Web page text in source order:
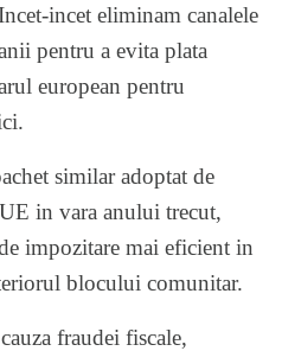
incet eliminam canalele
pentru a evita plata
european pentru
similar adoptat de
in vara anului trecut,
impozitare mai eficient in
blocului comunitar.
fraudei fiscale,